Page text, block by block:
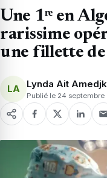
Une 1ʳᵉ en
rarissime
une fillette de
LA Lynda Ait
Publié le 24